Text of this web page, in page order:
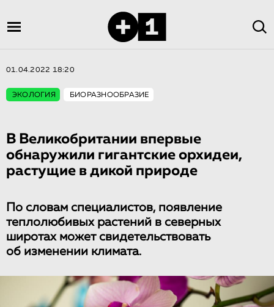
01.04.2022 18:20
ЭКОЛОГИЯ БИОРАЗНООБРАЗИЕ
В Великобритании впервые
обнаружили гигантские орхидеи,
растущие в дикой природе
По словам специалистов, появление
теплолюбивых растений в северных
широтах может свидетельствовать
об изменении климата.